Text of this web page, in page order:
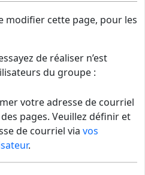
modifier cette page, pour les
de réaliser n’est
du groupe :
votre adresse de courriel
pages. Veuillez définir et
de courriel via vos
.